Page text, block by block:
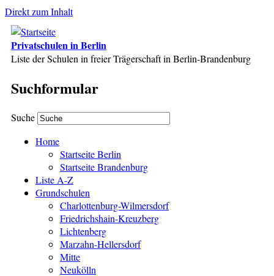
Direkt zum Inhalt
Privatschulen in Berlin
Liste der Schulen in freier Trägerschaft in Berlin-Brandenburg
Suchformular
Suche
Home
Startseite Berlin
Startseite Brandenburg
Liste A-Z
Grundschulen
Charlottenburg-Wilmersdorf
Friedrichshain-Kreuzberg
Lichtenberg
Marzahn-Hellersdorf
Mitte
Neukölln